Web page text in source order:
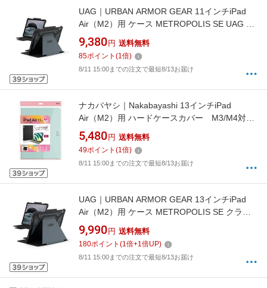
UAG｜URBAN ARMOR GEAR 11インチiPad
Air（M2）用 ケース METROPOLIS SE UAG ク
ラウドブルー UAG-IPDA11M2-FSE-CB
9,380 円 送料無料
85ポイント (1倍)
8/11 15:00までの注文で最短8/13お届け
ナカバヤシ｜Nakabayashi 13インチiPad
Air（M2）用 ハードケースカバー M3/M4対応
ライトブルー TBC-IPA24307LBL
5,480 円 送料無料
49ポイント (1倍)
8/11 15:00までの注文で最短8/13お届け
UAG｜URBAN ARMOR GEAR 13インチiPad
Air（M2）用 ケース METROPOLIS SE クラウ
ドブルー UAG-IPDA13M2-FSE-CB
9,990 円 送料無料
180ポイント (1倍+1倍UP)
8/11 15:00までの注文で最短8/13お届け